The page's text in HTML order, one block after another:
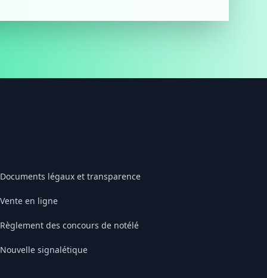
Documents légaux et transparence
Vente en ligne
Règlement des concours de notélé
Nouvelle signalétique